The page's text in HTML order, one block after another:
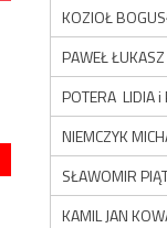
KOZIOŁ
PAWEŁ
POTERA LIDIA i
NIEMCZYK
SŁAWOMIR
KAMIL JAN